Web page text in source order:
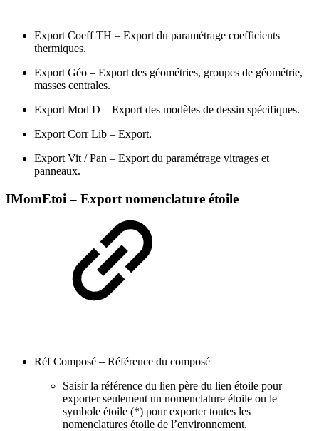
Export Coeff TH – Export du paramétrage coefficients
thermiques.
Export Géo – Export des géométries, groupes de géométrie,
masses centrales.
Export Mod D – Export des modèles de dessin spécifiques.
Export Corr Lib – Export.
Export Vit / Pan – Export du paramétrage vitrages et
panneaux.
IMomEtoi – Export nomenclature étoile
Réf Composé – Référence du composé
Saisir la référence du lien père du lien étoile pour
exporter seulement un nomenclature étoile ou le
symbole étoile (*) pour exporter toutes les
nomenclatures étoile de l’environnement.